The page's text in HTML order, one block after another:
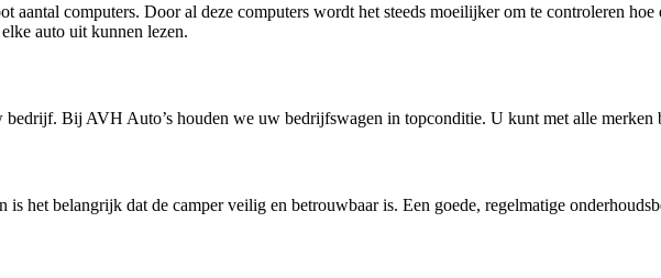
aantal computers. Door al deze computers wordt het steeds moeilijker om te controleren
auto uit kunnen lezen.
Bij AVH Auto’s houden we uw bedrijfswagen in topconditie. U kunt met alle merken
is het belangrijk dat de camper veilig en betrouwbaar is. Een goede, regelmatige